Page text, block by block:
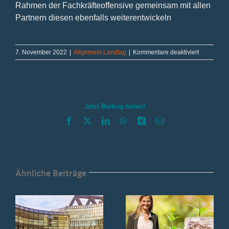
Rahmen der Fachkräfteoffensive gemeinsam mit allen
Partnern diesen ebenfalls weiterentwickeln
7. November 2022 | Allgemein Landtag | Kommentare deaktiviertfür
Bericht
Jetzt Beitrag teilen!
Facebook LinkedInWhatsApp
Xing E-
Ähnliche Beiträge